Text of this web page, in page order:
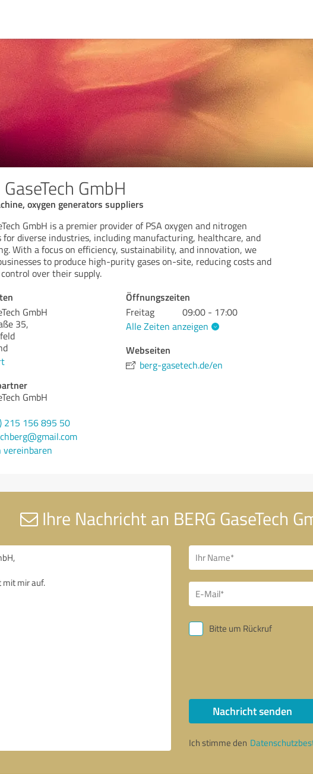
GaseTech GmbH
oxygen generators suppliers
GmbH is a premier provider of PSA oxygen and nitrogen
for diverse industries, including manufacturing, healthcare, and
With a focus on efficiency, sustainability, and innovation, we
to produce high-purity gases on-site, reducing costs and
over their supply.
GmbH
35,
GmbH
215 156 895 50
vereinbaren
Öffnungszeiten
Freitag
09:00 - 17:00
Alle Zeiten anzeigen
Webseiten
berg-gasetech.de/en
Ihre Nachricht an BERG GaseTech
Bitte um Rückruf
Nachricht senden
Ich stimme den